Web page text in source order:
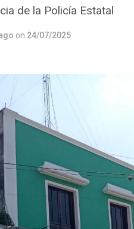
de la Policía Estatal
on 24/07/2025